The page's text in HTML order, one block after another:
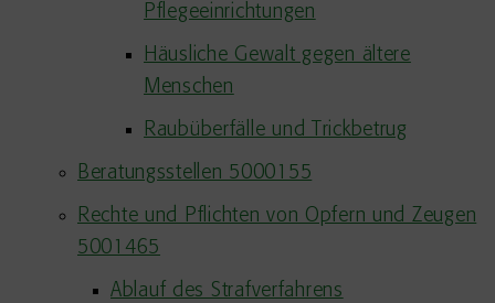
Pflegeeinrichtungen
Häusliche Gewalt gegen ältere
Menschen
Raubüberfälle und Trickbetrug
Beratungsstellen 5000155
Rechte und Pflichten von Opfern und Zeugen
5001465
Ablauf des Strafverfahrens